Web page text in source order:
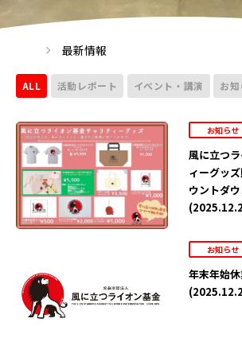
最新情報
ALL 活動レポート イベント・講演 お知
お知らせ
風に立つ
ィーグッ
ウントダウ
お知らせ
年末年始